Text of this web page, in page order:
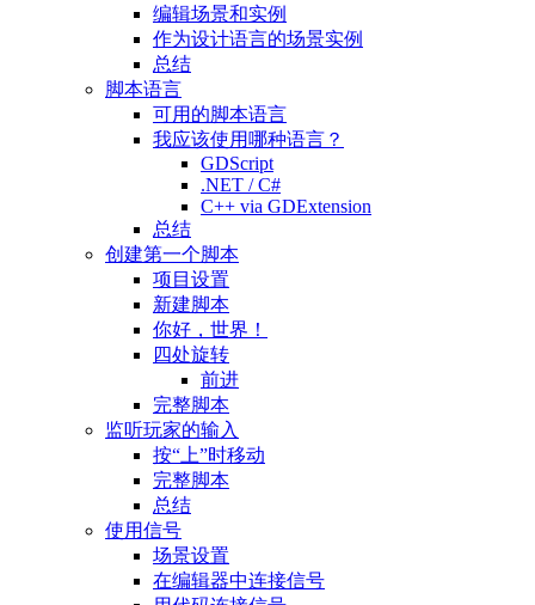
编辑场景和实例
作为设计语言的场景实例
总结
脚本语言
可用的脚本语言
我应该使用哪种语言？
GDScript
.NET / C#
C++ via GDExtension
总结
创建第一个脚本
项目设置
新建脚本
你好，世界！
四处旋转
前进
完整脚本
监听玩家的输入
按“上”时移动
完整脚本
总结
使用信号
场景设置
在编辑器中连接信号